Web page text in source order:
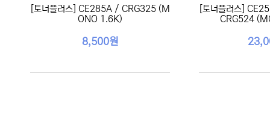
[토너플러스] CE285A / CRG325 (M
ONO 1.6K)
8,500원
[토너플러스]
CRG524